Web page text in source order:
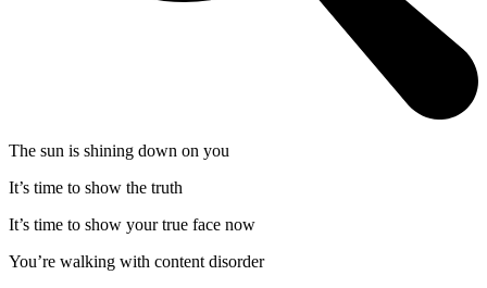
The sun is shining down on you
It’s time to show the truth
It’s time to show your true face now
You’re walking with content disorder